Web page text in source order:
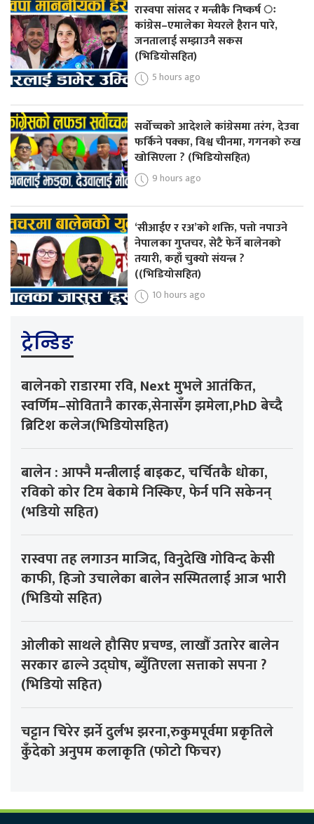
रास्वपा सांसद र मन्त्रीकै निष्कर्ष ः
कांग्रेस–एमालेका मेयरले हैरान पारे,
जनतालाई सम्झाउनै सकस
(भिडियोसहित)
5 hours ago
सर्वोच्चको आदेशले कांग्रेसमा तरंग, देउवा
फर्किने पक्का, विश्व चीनमा, गगनको रुख
खोसिएला ? (भिडियोसहित)
9 hours ago
‘सीआईए र रअ’को शक्ति, पत्तो नपाउने
नेपालका गुप्तचर, सेटै फेर्ने बालेनको
तयारी, कहाँ चुक्यो संयन्त्र ?
((भिडियोसहित)
10 hours ago
ट्रेन्डिङ
बालेनको राडारमा रवि, Next मुभले आतंकित,
स्वर्णिम–सोवितानै कारक,सेनासँग झमेला,PhD बेच्दै
ब्रिटिश कलेज(भिडियोसहित)
बालेन : आफ्नै मन्त्रीलाई बाइकट, चर्चितकै धोका,
रविको कोर टिम बेकामे निस्किए, फेर्न पनि सकेनन्
(भडियो सहित)
रास्वपा तह लगाउन माजिद, विनुदेखि गोविन्द केसी
काफी, हिजो उचालेका बालेन सस्मितलाई आज भारी
(भिडियो सहित)
ओलीको साथले हौसिए प्रचण्ड, लाखौँ उतारेर बालेन
सरकार ढाल्ने उद्घोष, ब्युँतिएला सत्ताको सपना ?
(भिडियो सहित)
चट्टान चिरेर झर्ने दुर्लभ झरना,रुकुमपूर्वमा प्रकृतिले
कुँदेको अनुपम कलाकृति (फोटो फिचर)